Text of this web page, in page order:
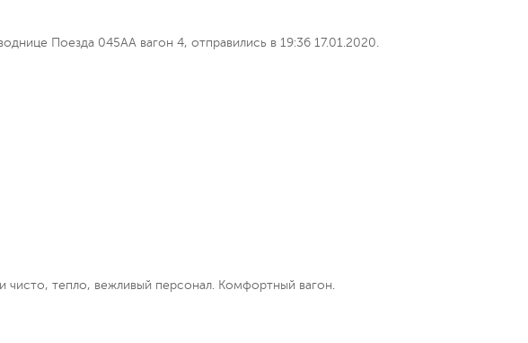
Поезда 045АА вагон 4, отправились в 19:36 17.01.2020.
тепло, вежливый персонал. Комфортный вагон.